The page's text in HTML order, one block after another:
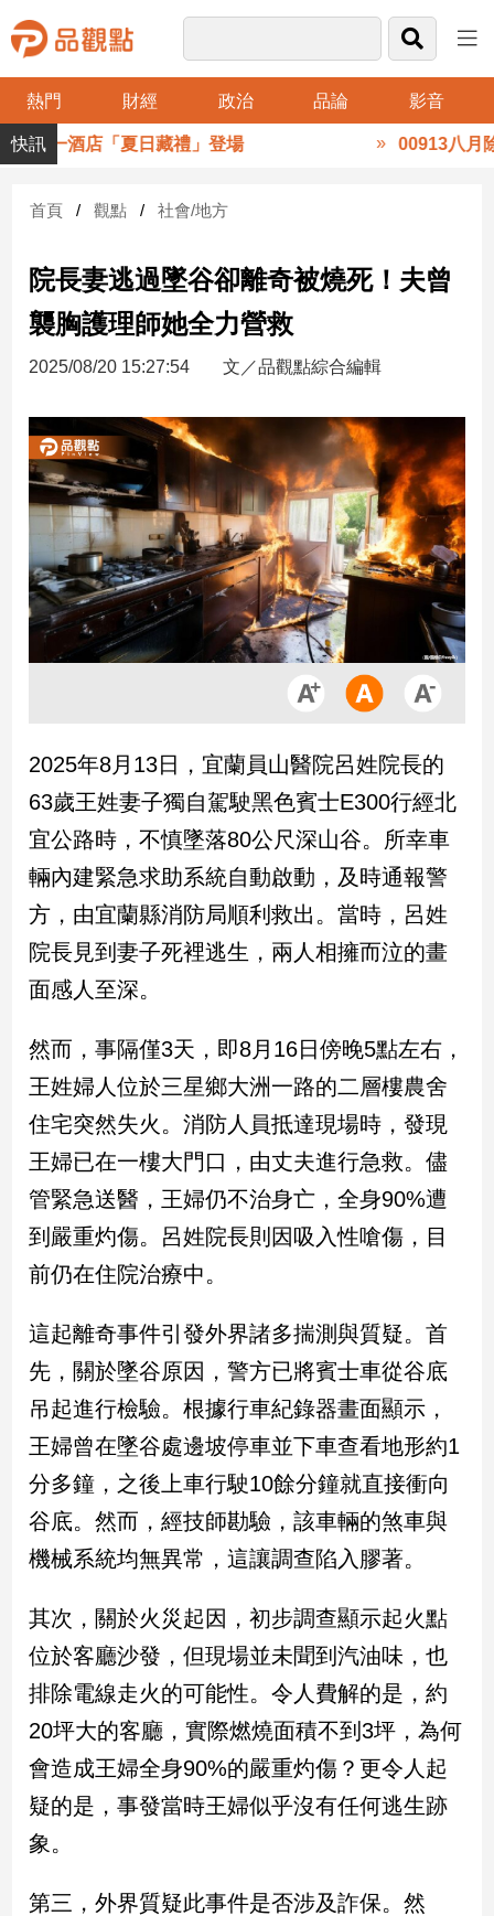
熱門 財經 政治 品論 影音
品
觀
財
台
灣
財
新
產
經/
股
市
房
地
產
品
政
政
治
焦
品
觀
點
民
國
會
點
觀
點
兩
國
際
會/
地
方
新
冠
毒
區
南
台
灣
觀
點
南
灣
一酒店「夏日藏禮」登場 00913八月除
首頁 觀點 社會/地方
院長妻逃過墜谷卻離奇被燒死！夫曾
襲胸護理師她全力營救
2025/08/20 15:27:54 文／品觀點綜合編輯
2025年8月13日，宜蘭員山醫院呂姓院長的
63歲王姓妻子獨自駕駛黑色賓士E300行經北
宜公路時，不慎墜落80公尺深山谷。所幸車
輛內建緊急求助系統自動啟動，及時通報警
方，由宜蘭縣消防局順利救出。當時，呂姓
院長見到妻子死裡逃生，兩人相擁而泣的畫
面感人至深。
然而，事隔僅3天，即8月16日傍晚5點左右，
王姓婦人位於三星鄉大洲一路的二層樓農舍
住宅突然失火。消防人員抵達現場時，發現
王婦已在一樓大門口，由丈夫進行急救。儘
管緊急送醫，王婦仍不治身亡，全身90%遭
到嚴重灼傷。呂姓院長則因吸入性嗆傷，目
前仍在住院治療中。
這起離奇事件引發外界諸多揣測與質疑。首
先，關於墜谷原因，警方已將賓士車從谷底
吊起進行檢驗。根據行車紀錄器畫面顯示，
王婦曾在墜谷處邊坡停車並下車查看地形約1
分多鐘，之後上車行駛10餘分鐘就直接衝向
谷底。然而，經技師勘驗，該車輛的煞車與
機械系統均無異常，這讓調查陷入膠著。
其次，關於火災起因，初步調查顯示起火點
位於客廳沙發，但現場並未聞到汽油味，也
排除電線走火的可能性。令人費解的是，約
20坪大的客廳，實際燃燒面積不到3坪，為何
會造成王婦全身90%的嚴重灼傷？更令人起
疑的是，事發當時王婦似乎沒有任何逃生跡
象。
第三，外界質疑此事件是否涉及詐保。然